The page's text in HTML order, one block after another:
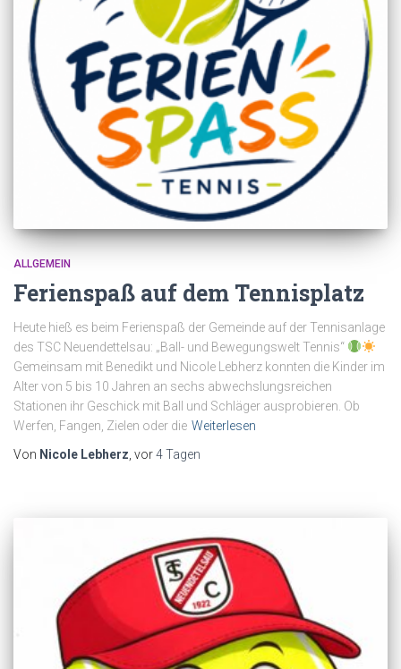
ALLGEMEIN
Ferienspaß auf dem Tennisplatz
Heute hieß es beim Ferienspaß der Gemeinde auf der Tennisanlage
des TSC Neuendettelsau: „Ball- und Bewegungswelt Tennis“
Gemeinsam mit Benedikt und Nicole Lebherz konnten die Kinder im
Alter von 5 bis 10 Jahren an sechs abwechslungsreichen
Stationen ihr Geschick mit Ball und Schläger ausprobieren. Ob
Werfen, Fangen, Zielen oder die Weiterlesen
Von Nicole Lebherz , vor4 Tagen